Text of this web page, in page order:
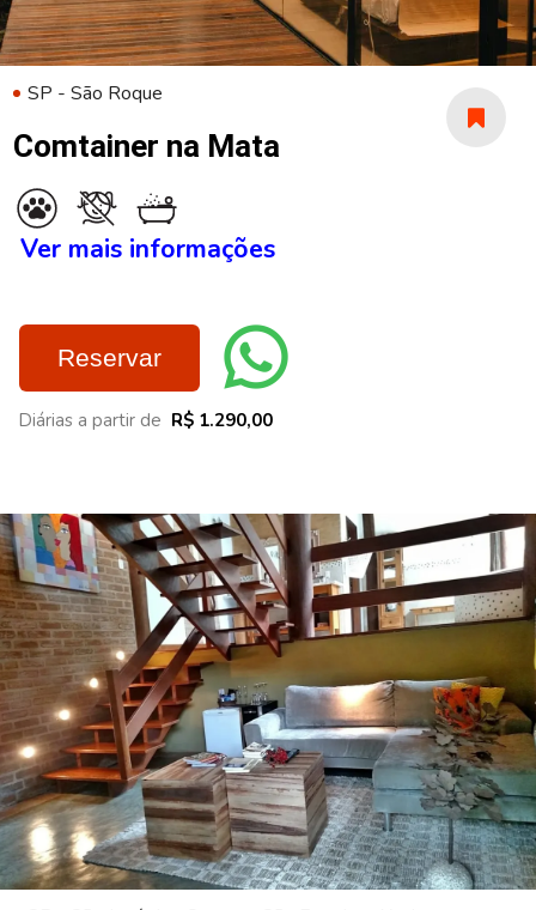
SP - São Roque
Comtainer na Mata
Ver mais informações
Reservar
Diárias a partir de R$ 1.290,00